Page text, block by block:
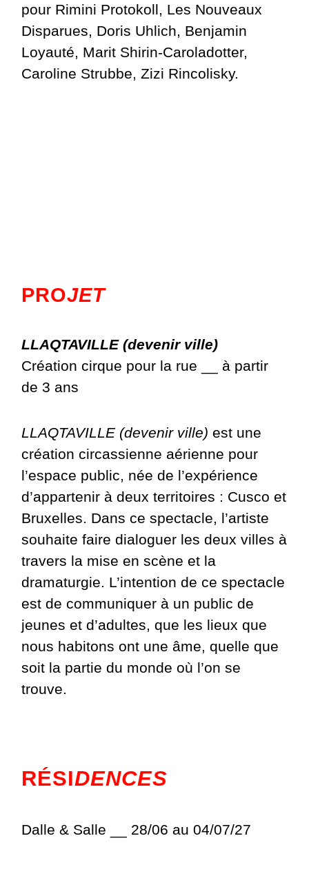
pour Rimini Protokoll, Les Nouveaux
Disparues, Doris Uhlich, Benjamin
Loyauté, Marit Shirin-Caroladotter,
Caroline Strubbe, Zizi Rincolisky.
PROJET
LLAQTAVILLE (devenir ville)
Création cirque pour la rue __ à partir
de 3 ans
LLAQTAVILLE (devenir ville) est une
création circassienne aérienne pour
l’espace public, née de l’expérience
d’appartenir à deux territoires : Cusco et
Bruxelles. Dans ce spectacle, l’artiste
souhaite faire dialoguer les deux villes à
travers la mise en scène et la
dramaturgie. L’intention de ce spectacle
est de communiquer à un public de
jeunes et d’adultes, que les lieux que
nous habitons ont une âme, quelle que
soit la partie du monde où l’on se
trouve.
RÉSIDENCES
Dalle & Salle __ 28/06 au 04/07/27